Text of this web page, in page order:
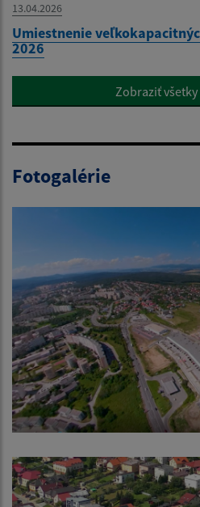
13.04.2026
Umiestnenie
2026
Zobraziť
Fotogalérie